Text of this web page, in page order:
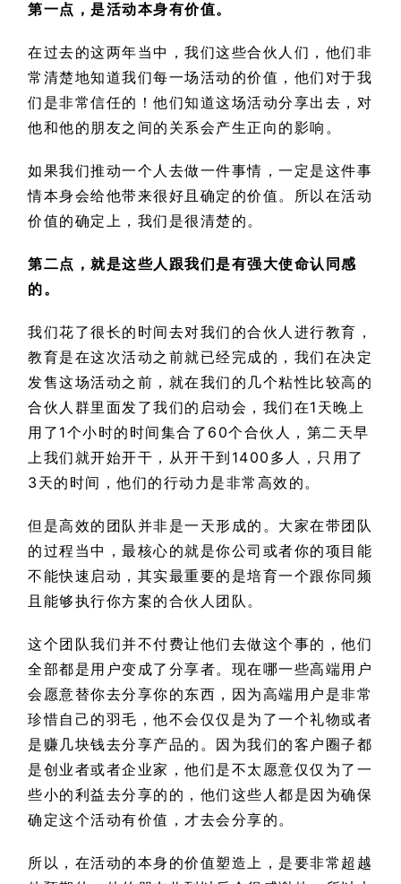
第一点，是活动本身有价值。
在过去的这两年当中，我们这些合伙人们，他们非
常清楚地知道我们每一场活动的价值，他们对于我
们是非常信任的！他们知道这场活动分享出去，对
他和他的朋友之间的关系会产生正向的影响。
如果我们推动一个人去做一件事情，一定是这件事
情本身会给他带来很好且确定的价值。所以在活动
价值的确定上，我们是很清楚的。
第二点，就是这些人跟我们是有强大使命认同感
的。
我们花了很长的时间去对我们的合伙人进行教育，
教育是在这次活动之前就已经完成的，我们在决定
发售这场活动之前，就在我们的几个粘性比较高的
合伙人群里面发了我们的启动会，我们在1天晚上
用了1个小时的时间集合了60个合伙人，第二天早
上我们就开始开干，从开干到1400多人，只用了
3天的时间，他们的行动力是非常高效的。
但是高效的团队并非是一天形成的。大家在带团队
的过程当中，最核心的就是你公司或者你的项目能
不能快速启动，其实最重要的是培育一个跟你同频
且能够执行你方案的合伙人团队。
这个团队我们并不付费让他们去做这个事的，他们
全部都是用户变成了分享者。现在哪一些高端用户
会愿意替你去分享你的东西，因为高端用户是非常
珍惜自己的羽毛，他不会仅仅是为了一个礼物或者
是赚几块钱去分享产品的。因为我们的客户圈子都
是创业者或者企业家，他们是不太愿意仅仅为了一
些小的利益去分享的的，他们这些人都是因为确保
确定这个活动有价值，才去会分享的。
所以，在活动的本身的价值塑造上，是要非常超越